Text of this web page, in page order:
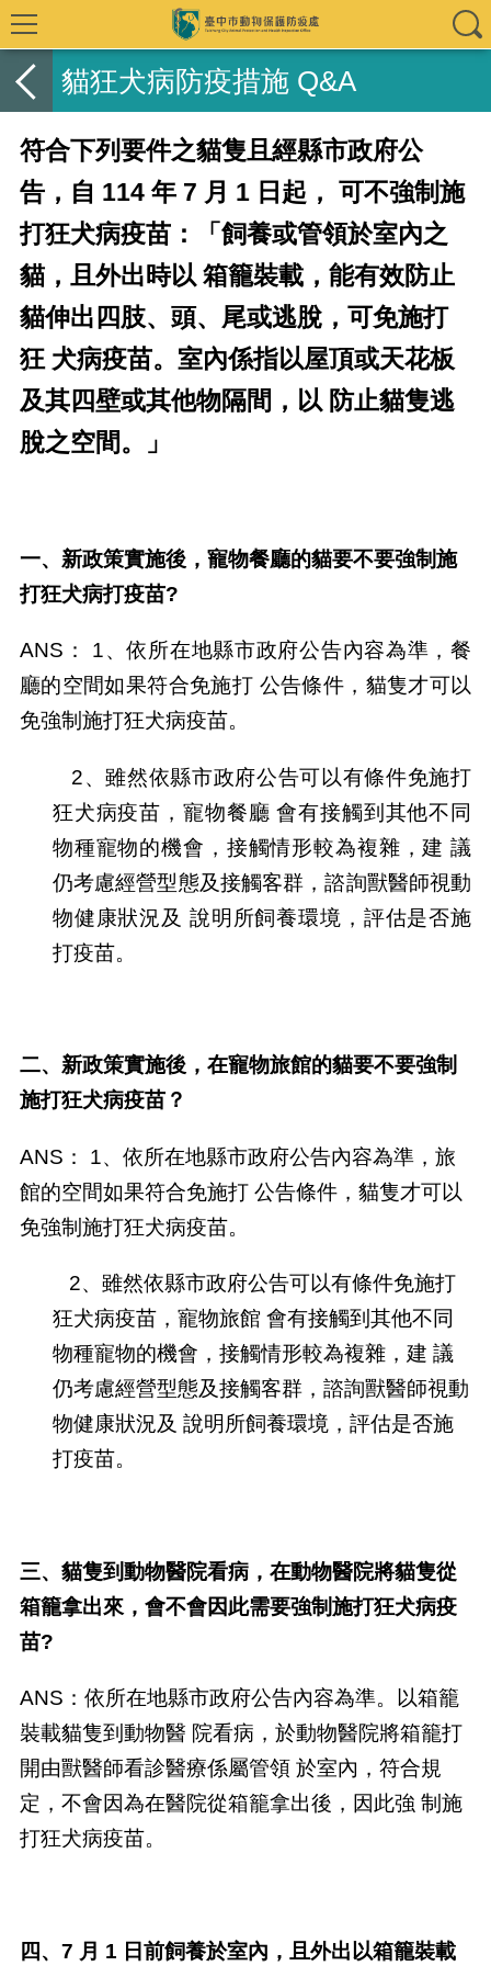
貓狂犬病防疫措施 Q&A
符合下列要件之貓隻且經縣市政府公
告，自 114 年 7 月 1 日起， 可不強制施
打狂犬病疫苗：「飼養或管領於室內之
貓，且外出時以 箱籠裝載，能有效防止
貓伸出四肢、頭、尾或逃脫，可免施打
狂 犬病疫苗。室內係指以屋頂或天花板
及其四壁或其他物隔間，以 防止貓隻逃
脫之空間。」
一、新政策實施後，寵物餐廳的貓要不要強制施
打狂犬病打疫苗?
ANS： 1、依所在地縣市政府公告內容為準，餐
廳的空間如果符合免施打 公告條件，貓隻才可以
免強制施打狂犬病疫苗。
2、雖然依縣市政府公告可以有條件免施打
狂犬病疫苗，寵物餐廳 會有接觸到其他不同
物種寵物的機會，接觸情形較為複雜，建 議
仍考慮經營型態及接觸客群，諮詢獸醫師視動
物健康狀況及 說明所飼養環境，評估是否施
打疫苗。
二、新政策實施後，在寵物旅館的貓要不要強制
施打狂犬病疫苗？
ANS： 1、依所在地縣市政府公告內容為準，旅
館的空間如果符合免施打 公告條件，貓隻才可以
免強制施打狂犬病疫苗。
2、雖然依縣市政府公告可以有條件免施打
狂犬病疫苗，寵物旅館 會有接觸到其他不同
物種寵物的機會，接觸情形較為複雜，建 議
仍考慮經營型態及接觸客群，諮詢獸醫師視動
物健康狀況及 說明所飼養環境，評估是否施
打疫苗。
三、貓隻到動物醫院看病，在動物醫院將貓隻從
箱籠拿出來，會不會因此需要強制施打狂犬病疫
苗?
ANS：依所在地縣市政府公告內容為準。以箱籠
裝載貓隻到動物醫 院看病，於動物醫院將箱籠打
開由獸醫師看診醫療係屬管領 於室內，符合規
定，不會因為在醫院從箱籠拿出後，因此強 制施
打狂犬病疫苗。
四、7 月 1 日前飼養於室內，且外出以箱籠裝載